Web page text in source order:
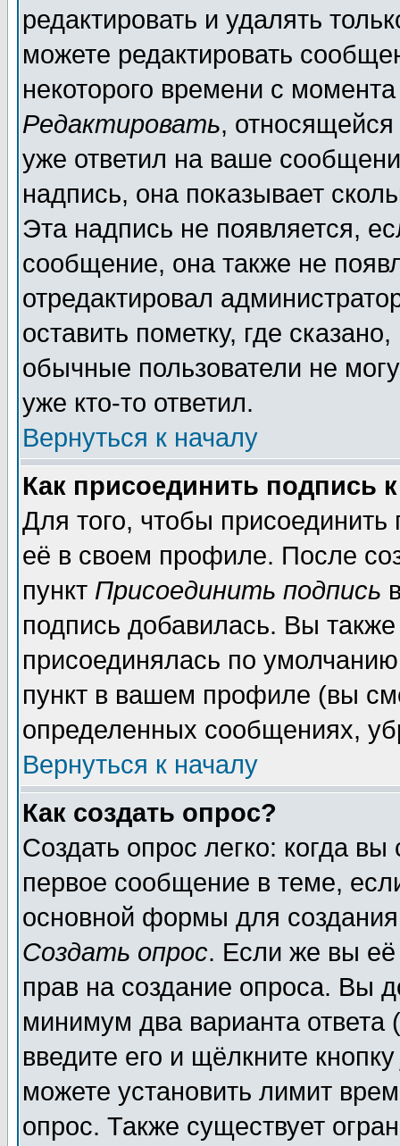
редактировать и удалять
можете редактировать
некоторого времени с
Редактировать,
уже ответил на ваше
надпись, она показывает
Эта надпись не появляется,
сообщение, она также не
отредактировал
оставить пометку, где
обычные пользователи не
уже кто-то ответил.
Вернуться к началу
Как присоединить подпись
Для того, чтобы
её в своем профиле. После
пункт Присоединить подпись
подпись добавилась. Вы
присоединялась по
пункт в вашем профиле (вы
определенных сообщениях,
Вернуться к началу
Как создать опрос?
Создать опрос легко: когда
первое сообщение в теме,
основной формы для
Создать опрос. Если же вы её
прав на создание опроса. Вы
минимум два варианта ответа
введите его и щёлкните
можете установить лимит
опрос. Также существует